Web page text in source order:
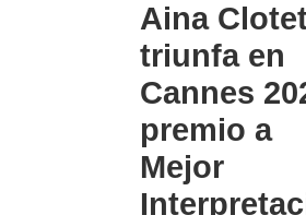
Aina
triunfa en
Cannes
premio a
Mejor